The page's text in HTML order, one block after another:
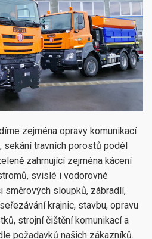
zejména opravy komunikací
sekání travních porostů podél
zahrnující zejména kácení
svislé i vodorovné
směrových sloupků, zábradlí,
krajnic, stavbu, opravu
strojní čištění komunikací a
požadavků našich zákazníků.